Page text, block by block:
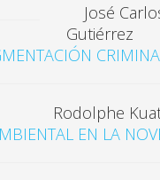
José
Gutiérrez
Rodolphe
EN LA